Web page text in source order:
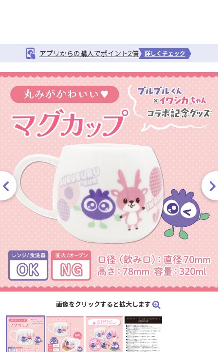
アプリからの購入でポイント2倍 詳しくチェック
画像をクリックすると拡大します